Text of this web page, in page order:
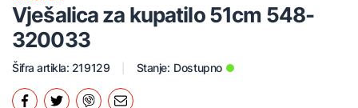
Vješalica za kupatilo 51cm 548-
320033
Šifra artikla: 219129 Stanje: Dostupno